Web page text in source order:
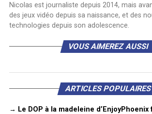
Nicolas est journaliste depuis 2014, mais
des jeux vidéo depuis sa naissance, et des
technologies depuis son adolescence.
VOUS AIMEREZ AUSSI
ARTICLES POPULAIRES
→ Le DOP à la madeleine d’EnjoyPhoenix